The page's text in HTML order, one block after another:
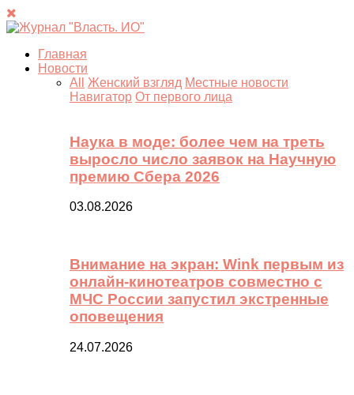
Главная
Новости
All
Женский взгляд Местные новости
Навигатор От первого лица
Наука в моде: более чем на треть
выросло число заявок на Научную
премию Сбера 2026
03.08.2026
Внимание на экран: Wink первым из
онлайн-кинотеатров совместно с
МЧС России запустил экстренные
оповещения
24.07.2026